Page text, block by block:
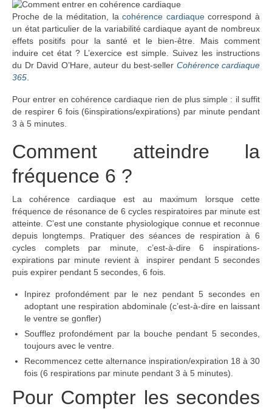
Proche de la méditation, lacohérence cardiaquecorrespond à
un état particulier de la variabilité cardiaque ayant de nombreux
effets positifs pour la santé et le bien-être. Mais comment
induire cet état ? L’exercice est simple. Suivez les instructions
du Dr David O’Hare, auteur du best-seller Cohérence cardiaque
365
Pour entrer en cohérence cardiaque rien de plus simple : il suffit
de respirer 6 fois (6inspirations/expirations) par minute pendant
3 à 5 minutes.
Comment atteindre la
fréquence 6 ?
La cohérence cardiaque est au maximum lorsque cette
fréquence de résonance de 6 cycles respiratoires par minute est
atteinte. C’est une constante physiologique connue et reconnue
depuis longtemps. Pratiquer des séances de respiration à 6
cycles complets par minute, c’est-à-dire 6 inspirations-
expirations par minute revient à inspirer pendant 5 secondes
puis expirer pendant 5 secondes, 6 fois.
Inpirez profondément par le nez pendant 5 secondes en
adoptant une respiration abdominale (c’est-à-dire en laissant
le ventre se gonfler)
Soufflez profondément par la bouche pendant 5 secondes,
toujours avec le ventre.
Recommencez cette alternance inspiration/expiration 18 à 30
fois (6 respirations par minute pendant 3 à 5 minutes).
Pour Compter les secondes